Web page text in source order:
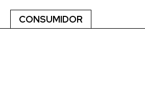
CONSUMIDOR